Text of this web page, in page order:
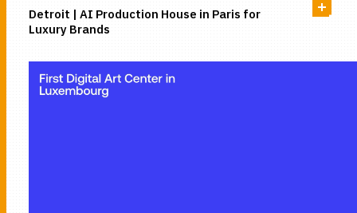
Detroit | AI Production House in Paris for
Luxury Brands